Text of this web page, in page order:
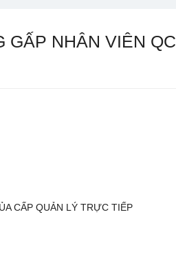
GẤP NHÂN VIÊN QC
CẤP QUẢN LÝ TRỰC TIẾP